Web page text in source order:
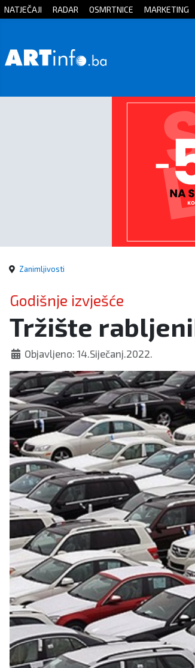
Početna
Zanimljivosti
NATJEČAJI RADAR OSMRTNICE MARKETING
Zanimljivosti
Godišnje izvješće
Tržište
Objavljeno: 14.Siječanj.2022.